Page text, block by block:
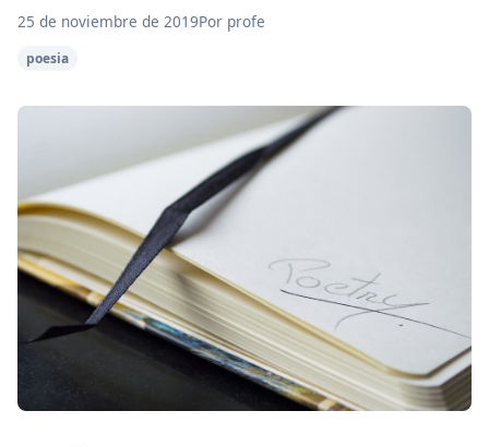
25 de noviembre de 2019Por profe
poesia